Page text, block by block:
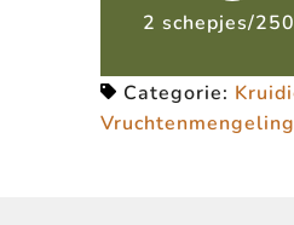
2 schepjes/
Categorie: